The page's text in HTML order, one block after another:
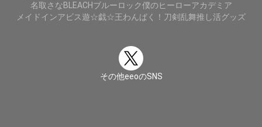
名取さなBLEACHブルーロック僕のヒーローアカデミア
メイドインアビス遊☆戯☆王わんぱく！刀剣乱舞推し活グッズ
その他eeoのSNS